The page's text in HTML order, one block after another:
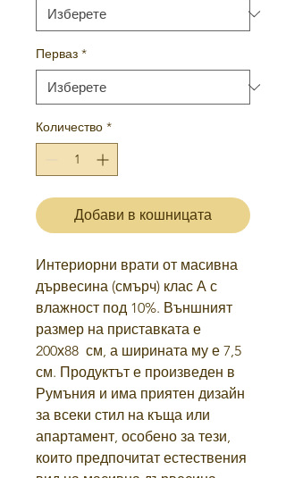
Перваз *
Количество *
Добави в кошницата
Интериорни врати от масивна
дървесина (смърч) клас А с
влажност под 10%. Външният
размер на приставката е
200х88 см, а ширината му е 7,5
см. Продуктът е произведен в
Румъния и има приятен дизайн
за всеки стил на къща или
апартамент, особено за тези,
които предпочитат естествения